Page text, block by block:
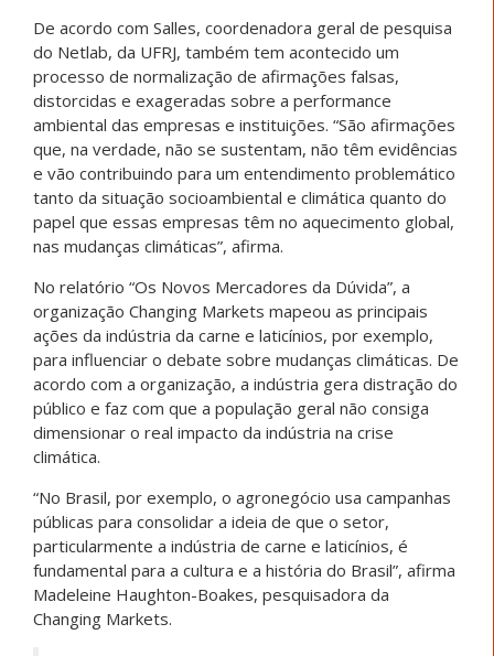
De acordo com Salles, coordenadora geral de pesquisa
do Netlab, da UFRJ, também tem acontecido um
processo de normalização de afirmações falsas,
distorcidas e exageradas sobre a performance
ambiental das empresas e instituições. “São afirmações
que, na verdade, não se sustentam, não têm evidências
e vão contribuindo para um entendimento problemático
tanto da situação socioambiental e climática quanto do
papel que essas empresas têm no aquecimento global,
nas mudanças climáticas”, afirma.
No relatório “Os Novos Mercadores da Dúvida”, a
organização Changing Markets mapeou as principais
ações da indústria da carne e laticínios, por exemplo,
para influenciar o debate sobre mudanças climáticas. De
acordo com a organização, a indústria gera distração do
público e faz com que a população geral não consiga
dimensionar o real impacto da indústria na crise
climática.
“No Brasil, por exemplo, o agronegócio usa campanhas
públicas para consolidar a ideia de que o setor,
particularmente a indústria de carne e laticínios, é
fundamental para a cultura e a história do Brasil”, afirma
Madeleine Haughton-Boakes, pesquisadora da
Changing Markets.